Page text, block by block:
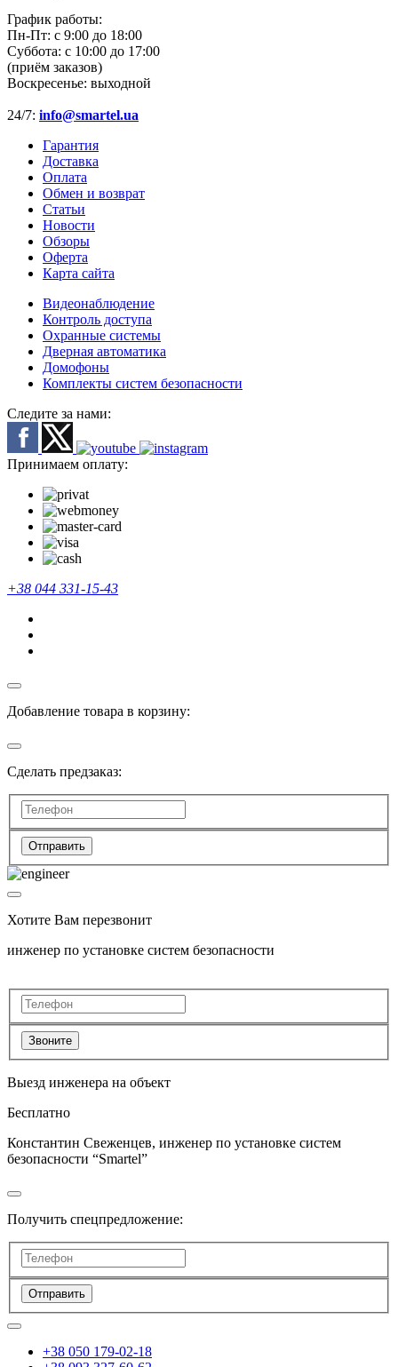
График работы:
Пн-Пт: с 9:00 до 18:00
Суббота: с 10:00 до 17:00
(приём заказов)
Воскресенье: выходной
24/7: info@smartel.ua
Гарантия
Доставка
Оплата
Обмен и возврат
Статьи
Новости
Обзоры
Оферта
Карта сайта
Видеонаблюдение
Контроль доступа
Охранные системы
Дверная автоматика
Домофоны
Комплекты систем безопасности
Следите за нами:
Принимаем оплату:
+38 044 331-15-43
Добавление товара в корзину:
Сделать предзаказ:
Отправить
Хотите Вам перезвонит
инженер по установке систем безопасности
Звоните
Выезд инженера на объект
Бесплатно
Константин Свеженцев, инженер по установке систем
безопасности “Smartel”
Получить спецпредложение:
Отправить
+38 050 179-02-18